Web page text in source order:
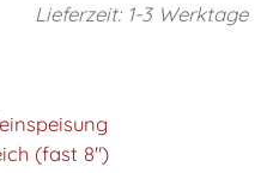
Lieferzeit: 1-3 Werktage
(fast 8")